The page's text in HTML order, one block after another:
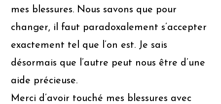
mes blessures. Nous savons que pour
changer, il faut paradoxalement s’accepter
exactement tel que l’on est. Je sais
désormais que l’autre peut nous être d’une
aide précieuse.
Merci d’avoir touché mes blessures avec